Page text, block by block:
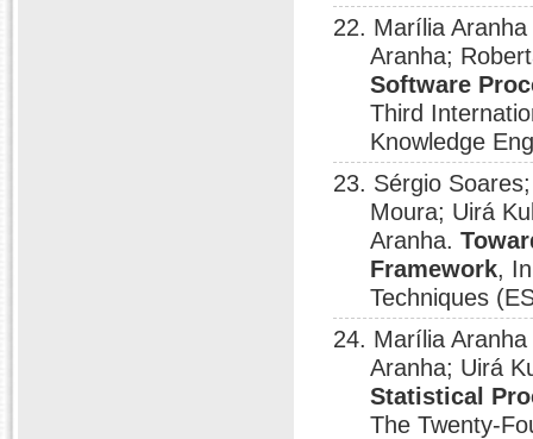
22. Marília
Aranha;
Software
Third
Knowledge
23. Sérgio
Moura; Uirá
Aranha.
Framework,
Techniques
24. Marília
Aranha; Uirá
Statistical
The Twenty-